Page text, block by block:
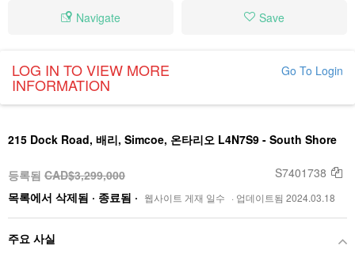
Navigate Save
LOG IN TO VIEW MORE
INFORMATION
Go To Login